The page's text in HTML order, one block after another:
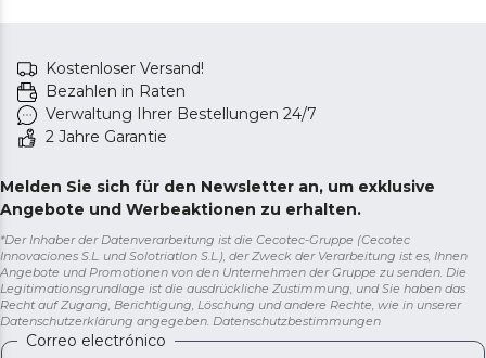
Kostenloser Versand!
Bezahlen in Raten
Verwaltung Ihrer Bestellungen 24/7
2 Jahre Garantie
Melden Sie sich für den Newsletter an, um exklusive
Angebote und Werbeaktionen zu erhalten.
*Der Inhaber der Datenverarbeitung ist die Cecotec-Gruppe (Cecotec
Innovaciones S.L. und Solotriatlon S.L.), der Zweck der Verarbeitung ist es, Ihnen
Angebote und Promotionen von den Unternehmen der Gruppe zu senden. Die
Legitimationsgrundlage ist die ausdrückliche Zustimmung, und Sie haben das
Recht auf Zugang, Berichtigung, Löschung und andere Rechte, wie in unserer
Datenschutzerklärung angegeben. Datenschutzbestimmungen
Correo electrónico